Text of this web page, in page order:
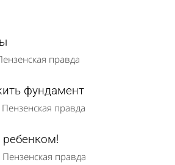
правда
фундамент
Пензенская правда
ребенком!
Пензенская правда